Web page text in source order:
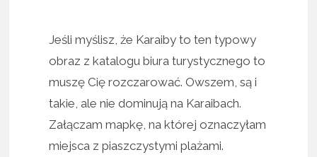
Jeśli myślisz, że Karaiby to ten typowy
obraz z katalogu biura turystycznego to
muszę Cię rozczarować. Owszem, są i
takie, ale nie dominują na Karaibach.
Załączam mapkę, na której oznaczyłam
miejsca z piaszczystymi plażami.